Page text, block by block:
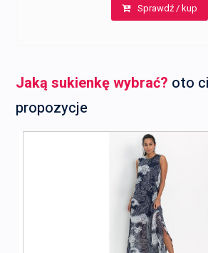
Sprawdź / kup
Jaką sukienkę wybrać? oto
propozycje